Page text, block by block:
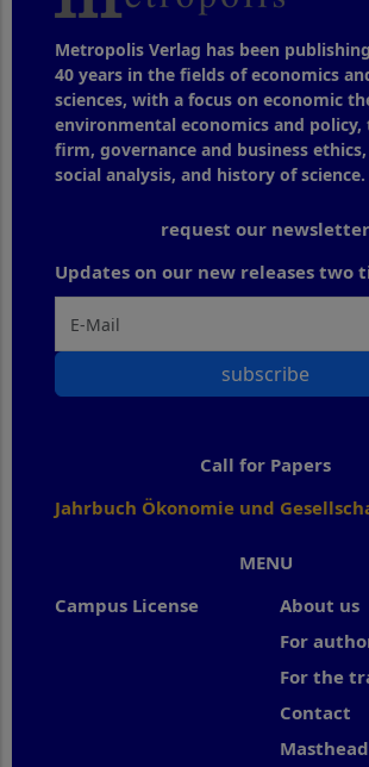
Metropolis Verlag has been
40 years in the fields of economics
sciences, with a focus on economic
environmental economics and
firm, governance and business
social analysis, and history of science.
MENU
Campus License
About us
For
For the
Contact
Masthead
request our newsletter
Updates on our new releases two
subscribe
Call for Papers
Jahrbuch Ökonomie und